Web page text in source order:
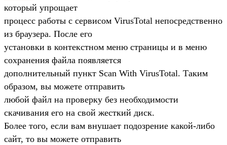
который упрощает
процесс работы с сервисом VirusTotal непосредственно
из браузера. После его
установки в контекстном меню страницы и в меню
сохранения файла появляется
дополнительный пункт Scan With VirusTotal. Таким
образом, вы можете отправить
любой файл на проверку без необходимости
скачивания его на свой жесткий диск.
Более того, если вам внушает подозрение какой-либо
сайт, то вы можете отправить